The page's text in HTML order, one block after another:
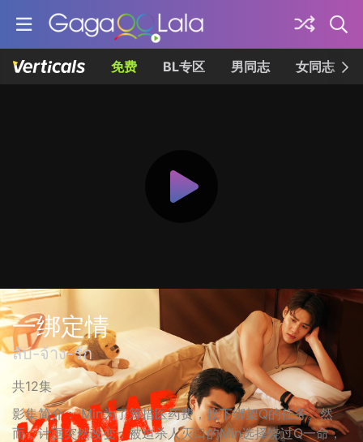
免费 BL专区 男同志 女同志
一绑定情
ลับ-จ้าง-รัก
共12集
影集简介： Min为了筹措医药费，接下绑架Q的任务。然
而，计画突然改变，被迫杀人灭口的Min选择饶过Q一命，